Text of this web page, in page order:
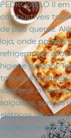
PEDROSILLO II
combustíveis
de pão quente.
loja, onde poderá
refrigerantes,
higiene pessoal.
todos os produtos
saborear o seu
salgados, sandes
elétricos de
carregamento de